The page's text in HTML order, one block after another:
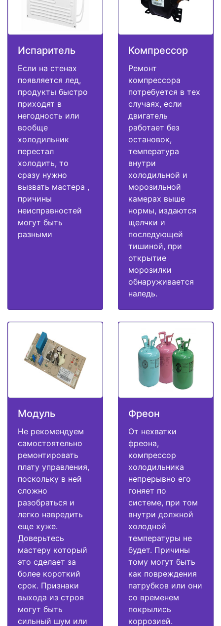
Испаритель
Если на стенах
появляется лед,
продукты быстро
приходят в
негодность или
вообще
холодильник
перестал
холодить, то
сразу нужно
вызвать мастера ,
причины
неисправностей
могут быть
разными
Компрессор
Ремонт
компрессора
потребуется в тех
случаях, если
двигатель
работает без
остановок,
температура
внутри
холодильной и
морозильной
камерах выше
нормы, издаются
щелчки и
последующей
тишиной, при
открытие
морозилки
обнаруживается
наледь.
Модуль
Не рекомендуем
самостоятельно
ремонтировать
плату управления,
поскольку в ней
сложно
разобраться и
легко навредить
еще хуже.
Доверьтесь
мастеру который
это сделает за
более короткий
срок. Признаки
выхода из строя
могут быть
сильный шум или
Фреон
От нехватки
фреона,
компрессор
холодильника
непрерывно его
гоняет по
системе, при том
внутри должной
холодной
температуры не
будет. Причины
тому могут быть
как повреждения
патрубков или они
со временем
покрылись
коррозией.